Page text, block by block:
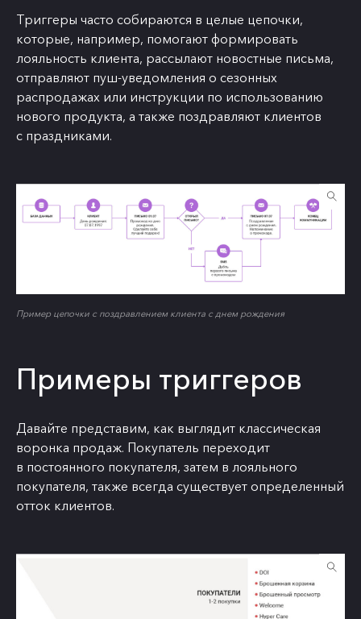
Триггеры часто собираются в целые цепочки,
которые, например, помогают формировать
лояльность клиента, рассылают новостные письма,
отправляют пуш-уведомления о сезонных
распродажах или инструкции по использованию
нового продукта, а также поздравляют клиентов
с праздниками.
Пример цепочки с поздравлением клиента с днем рождения
Примеры триггеров
Давайте представим, как выглядит классическая
воронка продаж. Покупатель переходит
в постоянного покупателя, затем в лояльного
покупателя, также всегда существует определенный
отток клиентов.